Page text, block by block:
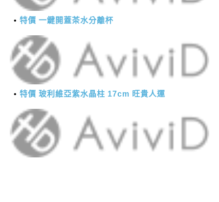
特價 一鍵開蓋茶水分離杯
特價 玻利維亞紫水晶柱 17cm 旺貴人運